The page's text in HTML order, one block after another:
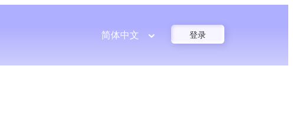
简体中文 登录